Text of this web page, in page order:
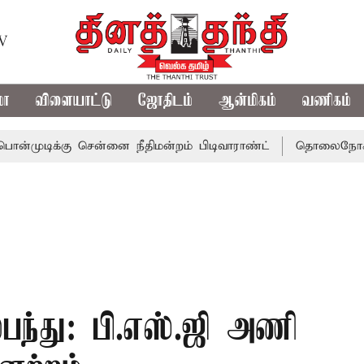
விளையாட்டு ஜோதிடம் ஆன்மிகம் வணிகம்
சென்னை நீதிமன்றம் பிடிவாராண்ட் தொலைநோக்கு
பி.எஸ்.ஜி அணி